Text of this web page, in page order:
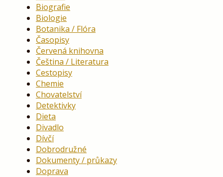
Biografie
Biologie
Botanika / Flóra
Časopisy
Červená knihovna
Čeština / Literatura
Cestopisy
Chemie
Chovatelství
Detektivky
Dieta
Divadlo
Dívčí
Dobrodružné
Dokumenty / průkazy
Doprava